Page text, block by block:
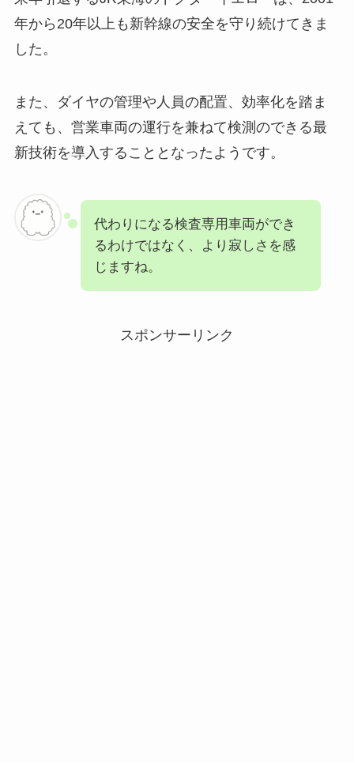
年から20年以上も新幹線の安全を守り続けてきま
した。
また、ダイヤの管理や人員の配置、効率化を踏ま
えても、営業車両の運行を兼ねて検測のできる最
新技術を導入することとなったようです。
代わりになる検査専用車両ができ
るわけではなく、より寂しさを感
じますね。
スポンサーリンク